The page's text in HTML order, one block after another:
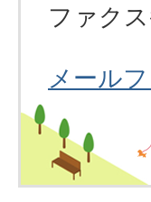
ファク
メール